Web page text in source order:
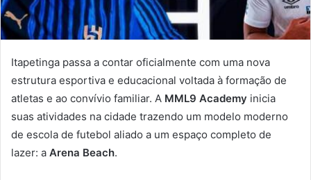
Itapetinga passa a contar oficialmente com uma nova
estrutura esportiva e educacional voltada à formação de
atletas e ao convívio familiar. A MML9 Academy inicia
suas atividades na cidade trazendo um modelo moderno
de escola de futebol aliado a um espaço completo de
lazer: a Arena Beach.